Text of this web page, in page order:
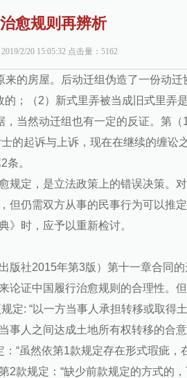
愈规则再辨析
2/20 15:05:32 点击量： 5162
的房屋。后动迁组伪造了一份动
；（2）新式里弄被当成旧式里弄
当然动迁组也有一定的反证。第
的起诉与上诉，现在在继续的缠讼之
。
规定，是立法政策上的错误决策。
但仍需双方从事的民事行为可以推
》时，应予以重新检讨。
社2015年第3版）第十一章合同
论证中国履行治愈规则的合理性。
定: “以一方当事人承担转移或取得
人之间达成土地所有权转移的合
“虽然依第1款规定存在形式瑕疵，
2款规定：“缺少前款规定的方式的